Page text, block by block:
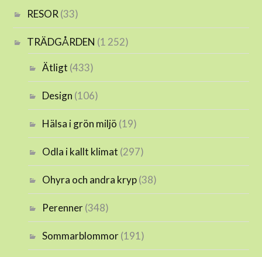
RESOR (33)
TRÄDGÅRDEN (1 252)
Ätligt (433)
Design (106)
Hälsa i grön miljö (19)
Odla i kallt klimat (297)
Ohyra och andra kryp(38)
Perenner(348)
Sommarblommor(191)